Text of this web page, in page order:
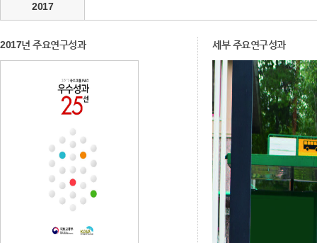
2017
2017년 주요연구성과 세부 주요연구성과